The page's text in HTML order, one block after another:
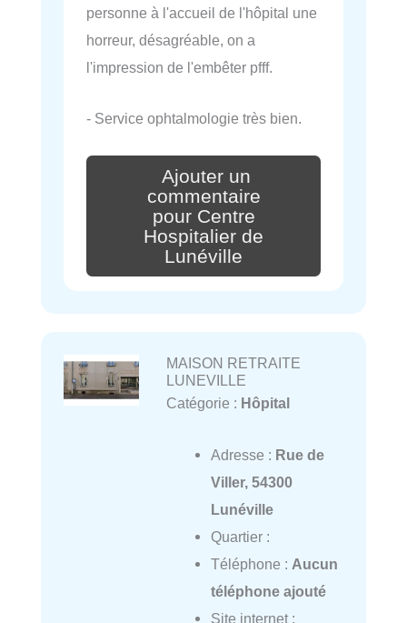
personne à l'accueil de l'hôpital une
horreur, désagréable, on a
l'impression de l'embêter pfff.
- Service ophtalmologie très bien.
Ajouter un
commentaire
pour Centre
Hospitalier de
Lunéville
MAISON RETRAITE
LUNEVILLE
Catégorie : Hôpital
Adresse : Rue de
Viller, 54300
Lunéville
Quartier :
Téléphone : Aucun
téléphone ajouté
Site internet :